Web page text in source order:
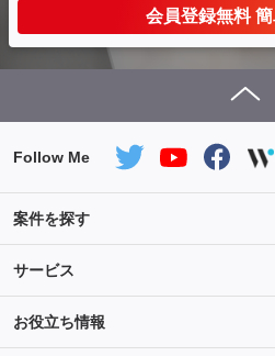
会員登録無料 簡
Follow Me
案件を探す
条件を指定して案件を探す
Salesforce案件特集
サービス
サービス紹介
ご登録から参画までの流れ フ
お役立ち情報